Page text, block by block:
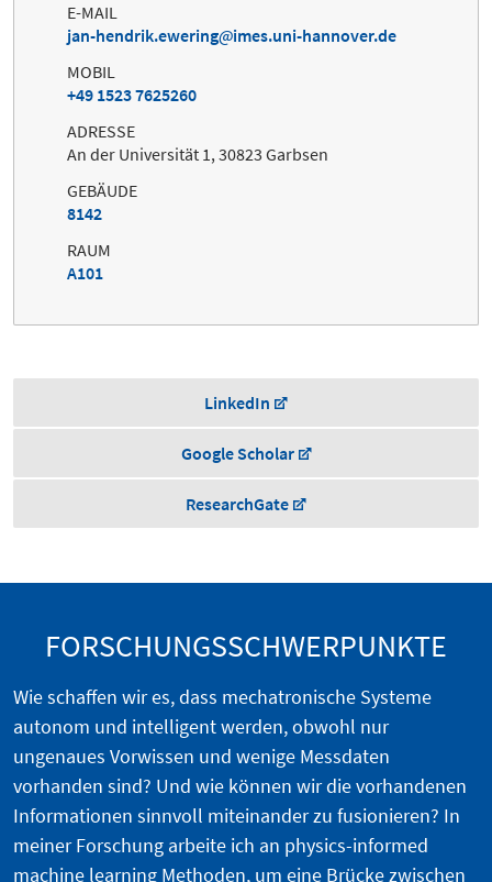
E-MAIL
jan-hendrik.ewering
imes.uni-hannover.de
MOBIL
+49 1523 7625260
ADRESSE
An der Universität 1, 30823 Garbsen
GEBÄUDE
8142
RAUM
A101
LinkedIn
Google Scholar
ResearchGate
FORSCHUNGSSCHWERPUNKTE
Wie schaffen wir es, dass mechatronische Systeme
autonom und intelligent werden, obwohl nur
ungenaues Vorwissen und wenige Messdaten
vorhanden sind? Und wie können wir die vorhandenen
Informationen sinnvoll miteinander zu fusionieren? In
meiner Forschung arbeite ich an physics-informed
machine learning Methoden, um eine Brücke zwischen